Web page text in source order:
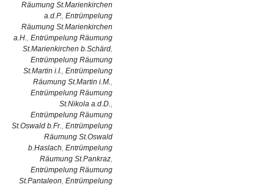
Räumung St.Marienkirchen
a.d.P., Entrümpelung
Räumung St.Marienkirchen
a.H., Entrümpelung Räumung
St.Marienkirchen b.Schärd,
Entrümpelung Räumung
St.Martin i.I., Entrümpelung
Räumung St.Martin i.M.,
Entrümpelung Räumung
St.Nikola a.d.D.,
Entrümpelung Räumung
St.Oswald b.Fr., Entrümpelung
Räumung St.Oswald
b.Haslach, Entrümpelung
Räumung St.Pankraz,
Entrümpelung Räumung
St.Pantaleon, Entrümpelung